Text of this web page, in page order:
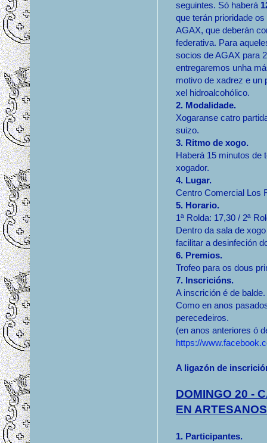
seguintes. Só haberá
que terán prioridade
AGAX, que deberán
federativa. Para
socios de AGAX para
entregaremos unha
motivo de xadrez e un
xel hidroalcohólico.
2. Modalidade.
Xogaranse catro
suizo.
3. Ritmo de xogo.
Haberá 15 minutos de
xogador.
4. Lugar.
Centro Comercial Los
5. Horario.
1ª Rolda: 17,30 / 2ª
Dentro da sala de
facilitar a desinfeción
6. Premios.
Trofeo para os dous
7. Inscricións.
A inscrición é de balde.
Como en anos
perecedeiros.
(en anos anteriores ó
https://
A ligazón de
DOMINGO 20 -
EN
1. Participantes.